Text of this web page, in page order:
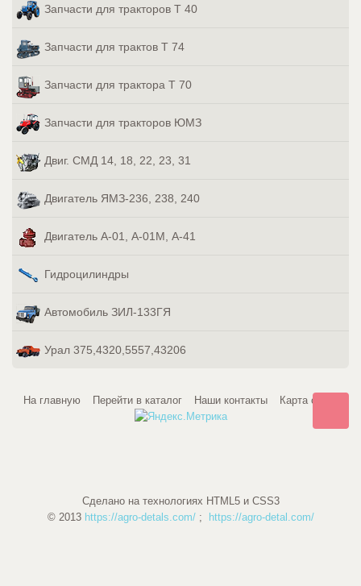
Запчасти для тракторов Т 40
Запчасти для трактов Т 74
Запчасти для трактора Т 70
Запчасти для тракторов ЮМЗ
Двиг. СМД 14, 18, 22, 23, 31
Двигатель ЯМЗ-236, 238, 240
Двигатель А-01, А-01М, А-41
Гидроцилиндры
Автомобиль ЗИЛ-133ГЯ
Урал 375,4320,5557,43206
На главную Перейти в каталог Наши контакты Карта сайта
Сделано на технологиях HTML5 и CSS3
© 2013 https://agro-detals.com/; https://agro-detal.com/